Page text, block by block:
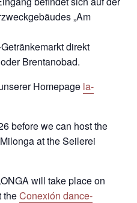
„Am
direkt
Brentanobad.
Homepage la-
before we can host the
at the Seilerei
will take place on
theConexión dance-